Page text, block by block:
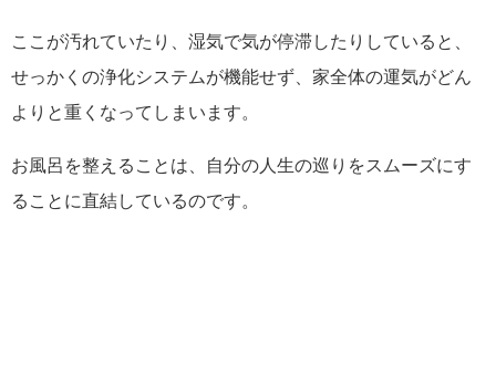
ここが汚れていたり、湿気で気が停滞したりしていると、
せっかくの浄化システムが機能せず、家全体の運気がどん
よりと重くなってしまいます。
お風呂を整えることは、自分の人生の巡りをスムーズにす
ることに直結しているのです。